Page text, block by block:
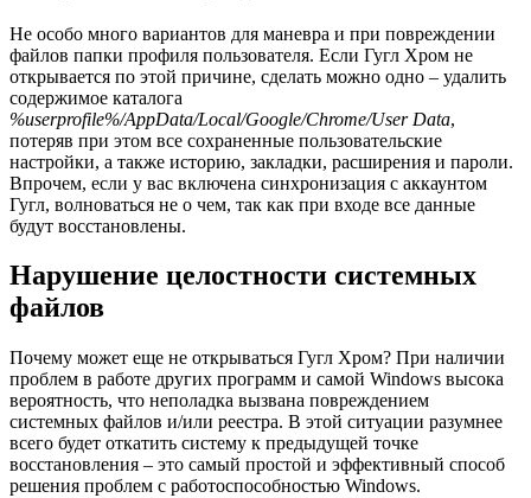
Не особо много вариантов для маневра и при повреждении
файлов папки профиля пользователя. Если Гугл Хром не
открывается по этой причине, сделать можно одно – удалить
содержимое каталога
%userprofile%/AppData/Local/Google/Chrome/User Data,
потеряв при этом все сохраненные пользовательские
настройки, а также историю, закладки, расширения и пароли.
Впрочем, если у вас включена синхронизация с аккаунтом
Гугл, волноваться не о чем, так как при входе все данные
будут восстановлены.
Нарушение целостности системных
файлов
Почему может еще не открываться Гугл Хром? При наличии
проблем в работе других программ и самой Windows высока
вероятность, что неполадка вызвана повреждением
системных файлов и/или реестра. В этой ситуации разумнее
всего будет откатить систему к предыдущей точке
восстановления – это самый простой и эффективный способ
решения проблем с работоспособностью Windows.